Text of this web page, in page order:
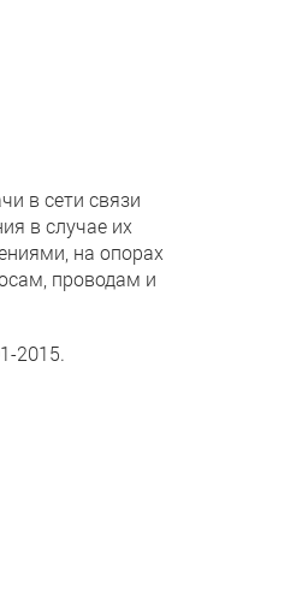
в сети связи
в случае их
на опорах
проводам и
2015.